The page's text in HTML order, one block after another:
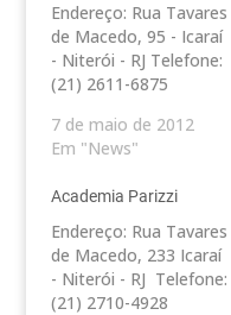
Endereço: Rua Tavares
de Macedo, 95 - Icaraí
- Niterói - RJ Telefone:
(21) 2611-6875
7 de maio de 2012
Em "News"
Academia Parizzi
Endereço: Rua Tavares
de Macedo, 233 Icaraí
- Niterói - RJ Telefone:
(21) 2710-4928